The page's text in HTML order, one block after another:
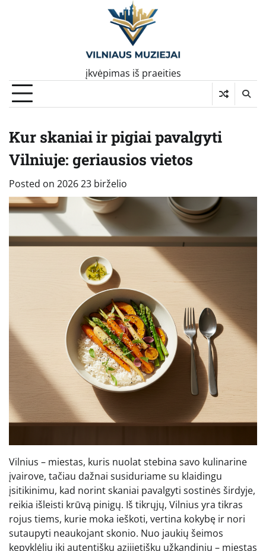
įkvėpimas iš praeities
Kur skaniai ir pigiai pavalgyti
Vilniuje: geriausios vietos
Posted on 2026 23 birželio
Vilnius – miestas, kuris nuolat stebina savo kulinarine
įvairove, tačiau dažnai susiduriame su klaidingu
įsitikinimu, kad norint skaniai pavalgyti sostinės širdyje,
reikia išleisti krūvą pinigų. Iš tikrųjų, Vilnius yra tikras
rojus tiems, kurie moka ieškoti, vertina kokybę ir nori
sutaupyti neaukojant skonio. Nuo jaukių šeimos
kepyklėlių iki autentiškų azijietiškų užkandinių – miestas